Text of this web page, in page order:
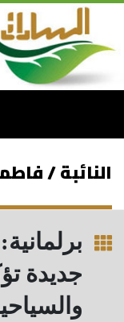
النائبة /
جديدة